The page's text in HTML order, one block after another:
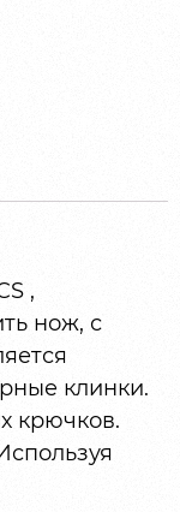
,
нож, с
клинки.
крючков.